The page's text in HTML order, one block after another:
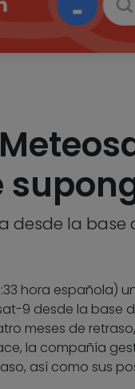
desde la base
hora española)
9 desde la base
meses de
la compañía
así como sus